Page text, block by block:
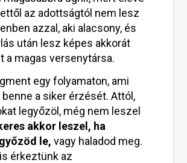
az adottságtól nem lesz
azzal, aki alacsony, és
után lesz képes akkorát
a magas versenytársa.
egy folyamaton, ami
a siker érzését. Attól,
legyőzöl, még nem leszel
akkor leszel, ha
le, vagy haladod meg.
érkeztünk az